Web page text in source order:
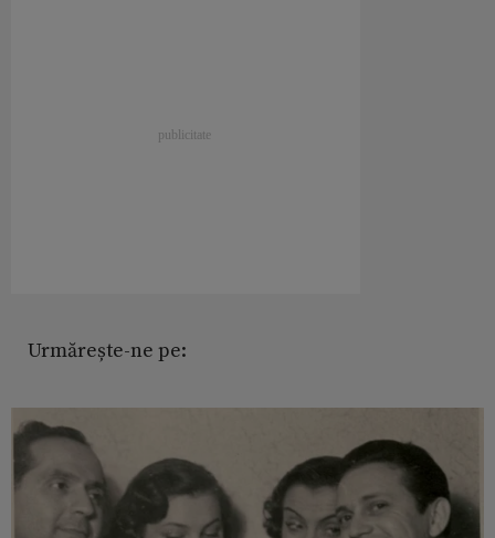
Urmărește-ne pe: